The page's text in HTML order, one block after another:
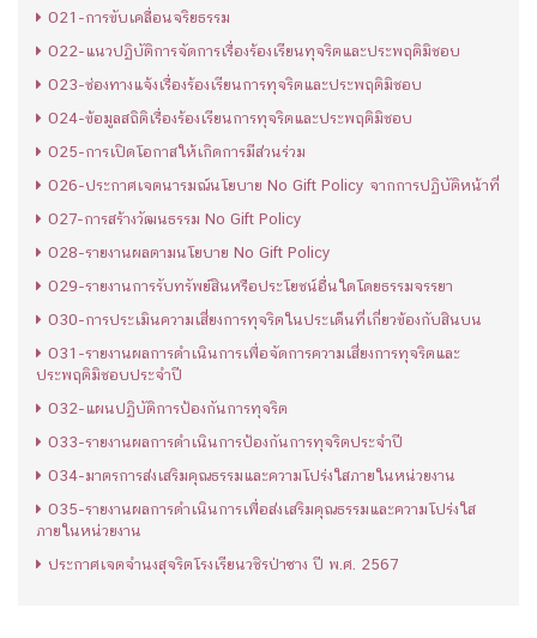
O21-การขับเคลื่อนจริยธรรม
O22-แนวปฏิบัติการจัดการเรื่องร้องเรียนทุจริตและประพฤติมิชอบ
O23-ช่องทางแจ้งเรื่องร้องเรียนการทุจริตและประพฤติมิชอบ
O24-ข้อมูลสถิติเรื่องร้องเรียนการทุจริตและประพฤติมิชอบ
O25-การเปิดโอกาสให้เกิดการมีส่วนร่วม
O26-ประกาศเจตนารมณ์นโยบาย No Gift Policy จากการปฏิบัติหน้าที่
O27-การสร้างวัฒนธรรม No Gift Policy
O28-รายงานผลตามนโยบาย No Gift Policy
O29-รายงานการรับทรัพย์สินหรือประโยชน์อื่นใดโดยธรรมจรรยา
O30-การประเมินความเสี่ยงการทุจริตในประเด็นที่เกี่ยวข้องกับสินบน
O31-รายงานผลการดำเนินการเพื่อจัดการความเสี่ยงการทุจริตและ
ประพฤติมิชอบประจำปี
O32-แผนปฏิบัติการป้องกันการทุจริต
O33-รายงานผลการดำเนินการป้องกันการทุจริตประจำปี
O34-มาตรการส่งเสริมคุณธรรมและความโปร่งใสภายในหน่วยงาน
O35-รายงานผลการดำเนินการเพื่อส่งเสริมคุณธรรมและความโปร่งใส
ภายในหน่วยงาน
ประกาศเจตจำนงสุจริตโรงเรียนวชิรป่าซาง ปี พ.ศ. 2567